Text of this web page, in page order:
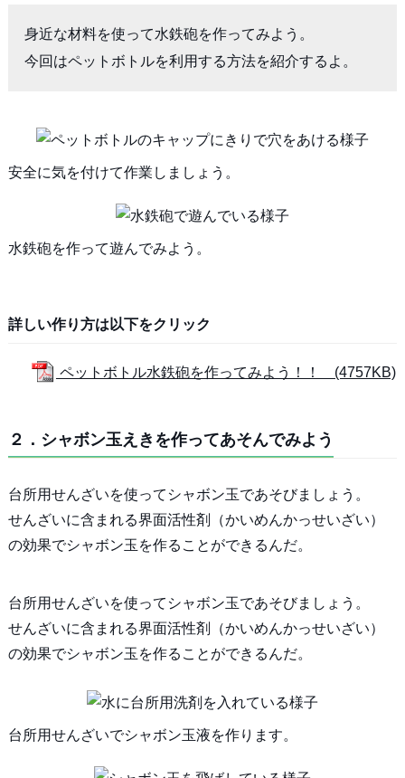
身近な材料を使って水鉄砲を作ってみよう。
今回はペットボトルを利用する方法を紹介するよ。
安全に気を付けて作業しましょう。
水鉄砲を作って遊んでみよう。
詳しい作り方は以下をクリック
ペットボトル水鉄砲を作ってみよう！！ (4757KB)
２．シャボン玉えきを作ってあそんでみよう
台所用せんざいを使ってシャボン玉であそびましょう。
せんざいに含まれる界面活性剤（かいめんかっせいざい）
の効果でシャボン玉を作ることができるんだ。
台所用せんざいを使ってシャボン玉であそびましょう。
せんざいに含まれる界面活性剤（かいめんかっせいざい）
の効果でシャボン玉を作ることができるんだ。
台所用せんざいでシャボン玉液を作ります。